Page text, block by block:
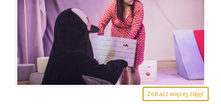
Zobacz więcej zdjęć